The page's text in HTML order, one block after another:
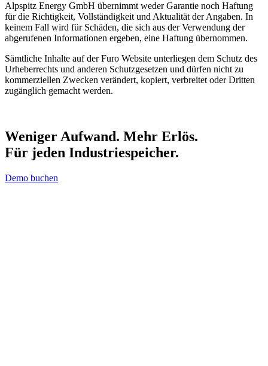
Alpspitz Energy GmbH übernimmt weder Garantie noch Haftung
für die Richtigkeit, Vollständigkeit und Aktualität der Angaben. In
keinem Fall wird für Schäden, die sich aus der Verwendung der
abgerufenen Informationen ergeben, eine Haftung übernommen.
Sämtliche Inhalte auf der Furo Website unterliegen dem Schutz des
Urheberrechts und anderen Schutzgesetzen und dürfen nicht zu
kommerziellen Zwecken verändert, kopiert, verbreitet oder Dritten
zugänglich gemacht werden.
Weniger Aufwand. Mehr Erlös.
Für jeden Industriespeicher.
Demo buchen